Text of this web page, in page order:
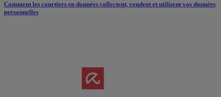
Comment les courtiers en données collectent, vendent et utilisent vos données
personnelles